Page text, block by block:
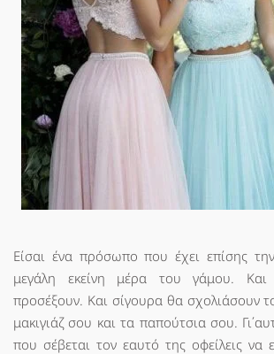
Είσαι ένα πρόσωπο που έχει επίσης
μεγάλη εκείνη μέρα του γάμου.
προσέξουν. Και σίγουρα θα σχολιάσουν
μακιγιάζ σου και τα παπούτσια σου.
που σέβεται τον εαυτό της οφείλεις να